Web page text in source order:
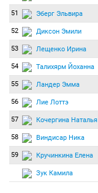
51 Эберг Эльвира
52 Диксон Эмили
53 Лещенко Ирина
54 Талихярм Йоханна
55 Ландер Эмма
56 Лие Лоттэ
57 Кочергина Наталья
58 Виндисар Ника
59 Кручинкина Елена
Зук Камила